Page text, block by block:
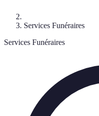
Services Funéraires
Services Funéraires